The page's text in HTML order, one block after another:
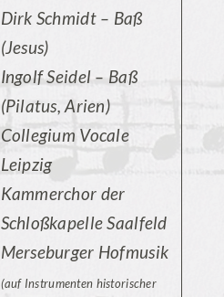
Dirk Schmidt – Baß
(Jesus)
Ingolf Seidel – Baß
(Pilatus, Arien)
Collegium Vocale
Leipzig
Kammerchor der
Schloßkapelle Saalfeld
Merseburger Hofmusik
(auf Instrumenten historischer